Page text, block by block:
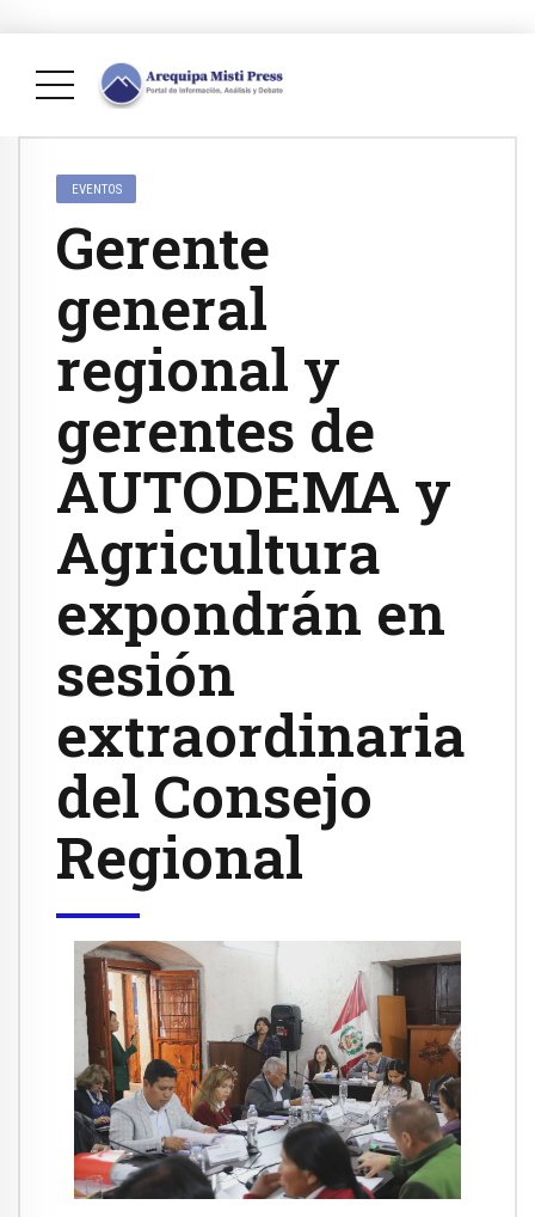
EVENTOS
Gerente
general
regional y
gerentes de
AUTODEMA y
Agricultura
expondrán en
sesión
extraordinaria
del Consejo
Regional